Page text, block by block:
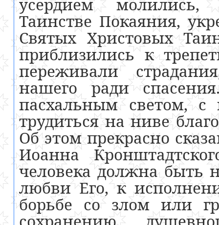
Таинстве Покаяния,
Святых Христовых
приблизились к
переживали
нашего ради
пасхальным светом,
трудиться на ниве
Об этом прекрасно
Иоанна
человека должна быть
любви Его, к
борьбе со злом или